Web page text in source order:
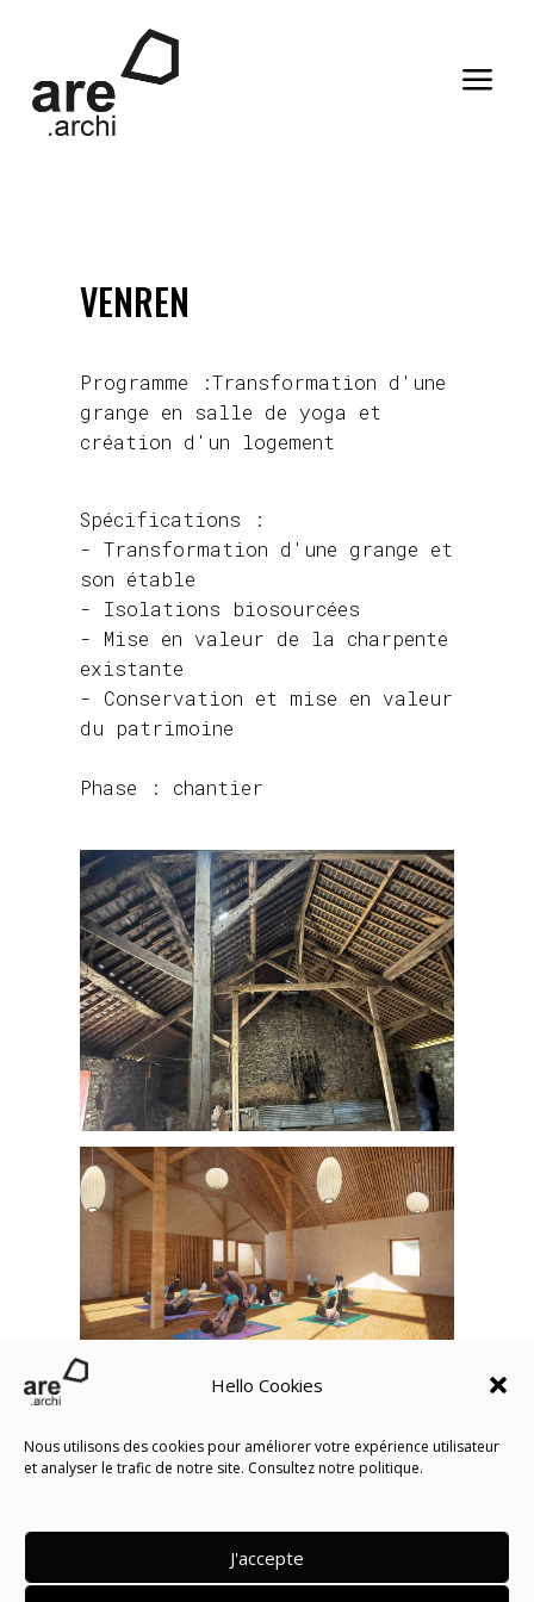
Hello Cookies
Nous utilisons des cookies pour améliorer votre expérience utilisateur
et analyser le trafic de notre site. Consultez notre politique.
J'accepte
a
VENREN
Programme :Transformation d'une
grange en salle de yoga et
création d'un logement
Spécifications :
- Transformation d'une grange et
son étable
- Isolations biosourcées
- Mise en valeur de la charpente
existante
- Conservation et mise en valeur
du patrimoine
Phase : chantier